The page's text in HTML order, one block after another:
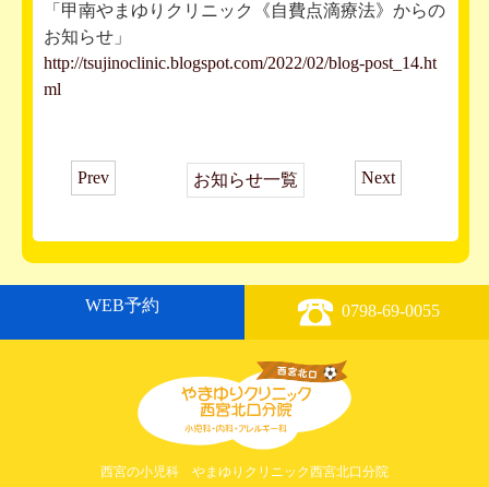
「甲南やまゆりクリニック《自費点滴療法》からの
お知らせ」
http://tsujinoclinic.blogspot.com/2022/02/blog-post_14.ht
ml
Prev Next
お知らせ一覧
WEB予約 0798-69-0055
西宮の小児科 やまゆりクリニック西宮北口分院